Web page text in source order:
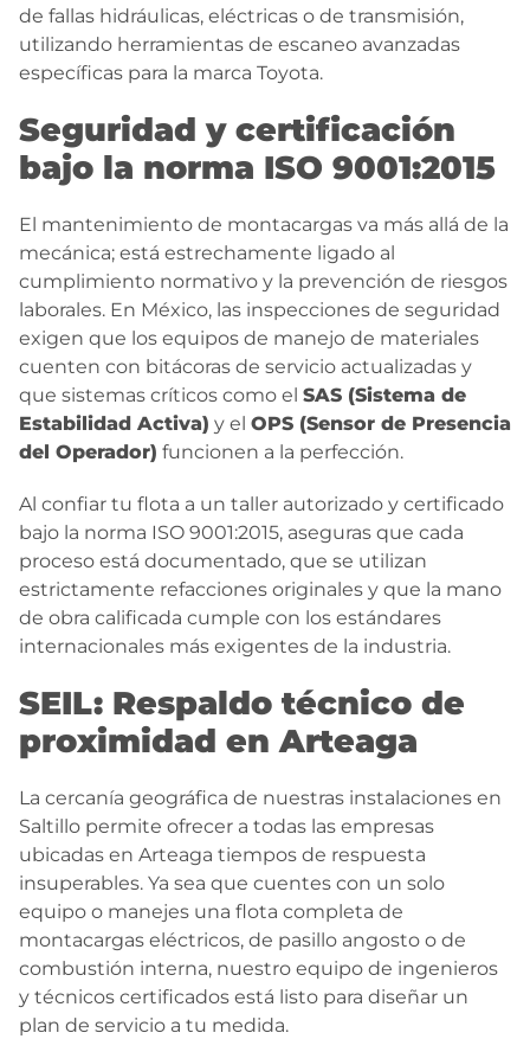
de fallas hidráulicas, eléctricas o de transmisión,
utilizando herramientas de escaneo avanzadas
específicas para la marca Toyota.
Seguridad y certificación
bajo la norma ISO 9001:2015
El mantenimiento de montacargas va más allá de la
mecánica; está estrechamente ligado al
cumplimiento normativo y la prevención de riesgos
laborales. En México, las inspecciones de seguridad
exigen que los equipos de manejo de materiales
cuenten con bitácoras de servicio actualizadas y
que sistemas críticos como el SAS (Sistema de
Estabilidad Activa) y el OPS (Sensor de Presencia
del Operador) funcionen a la perfección.
Al confiar tu flota a un taller autorizado y certificado
bajo la norma ISO 9001:2015, aseguras que cada
proceso está documentado, que se utilizan
estrictamente refacciones originales y que la mano
de obra calificada cumple con los estándares
internacionales más exigentes de la industria.
SEIL: Respaldo técnico de
proximidad en Arteaga
La cercanía geográfica de nuestras instalaciones en
Saltillo permite ofrecer a todas las empresas
ubicadas en Arteaga tiempos de respuesta
insuperables. Ya sea que cuentes con un solo
equipo o manejes una flota completa de
montacargas eléctricos, de pasillo angosto o de
combustión interna, nuestro equipo de ingenieros
y técnicos certificados está listo para diseñar un
plan de servicio a tu medida.